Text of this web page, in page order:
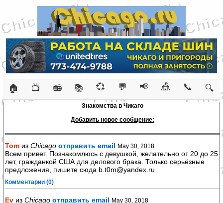
🏠 📺 📻 📚 💞 💬 📢 🎪 📞 🔍
Знакомства в Чикаго
Добавить новое сообщение:
Tom из Chicago отправить email May 30, 2018
Всем привет. Познакомлюсь с девушкой, желательно от 20 до 25
лет, гражданкой США для делового брака. Только серьёзные
предложения, пишите сюда b.t0m@yandex.ru
Комментарии (0)
Ev из Chicago отправить email May 30, 2018